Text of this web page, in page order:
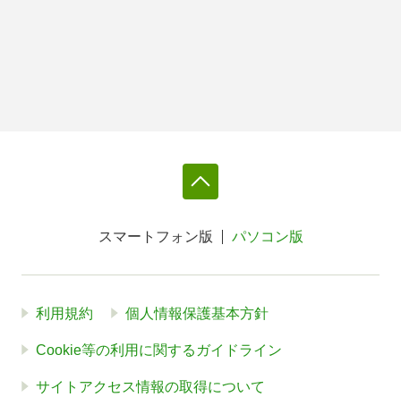
スマートフォン版 パソコン版
利用規約 個人情報保護基本方針
Cookie等の利用に関するガイドライン
サイトアクセス情報の取得について